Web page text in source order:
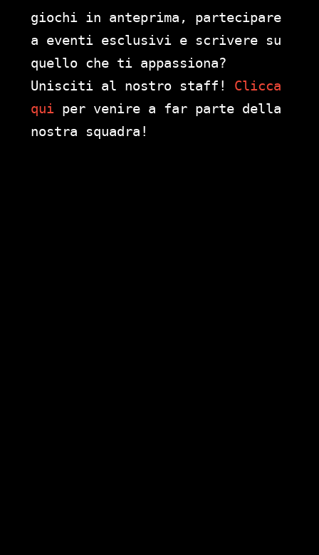
giochi in anteprima, partecipare
a eventi esclusivi e scrivere su
quello che ti appassiona?
Unisciti al nostro staff! Clicca
qui per venire a far parte della
nostra squadra!